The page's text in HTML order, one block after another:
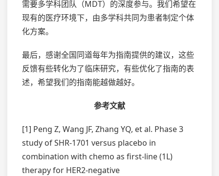
需要多学科团队（MDT）的深度参与。我们希望在
现有的医疗环境下，由多学科共同为患者制定个体
化方案。
最后，感谢全国同道每年为指南提供的建议，这些
反馈有些转化为了临床研究，有些优化了指南的表
述，希望我们的指南能越做越好。
参考文献
[1] Peng Z, Wang JF, Zhang YQ, et al. Phase 3
study of SHR-1701 versus placebo in
combination with chemo as first-line (1L)
therapy for HER2-negative